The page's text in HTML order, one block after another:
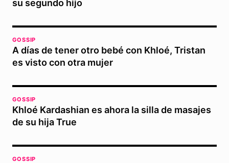
su segundo hijo
GOSSIP
A días de tener otro bebé con Khloé, Tristan
es visto con otra mujer
GOSSIP
Khloé Kardashian es ahora la silla de masajes
de su hija True
GOSSIP